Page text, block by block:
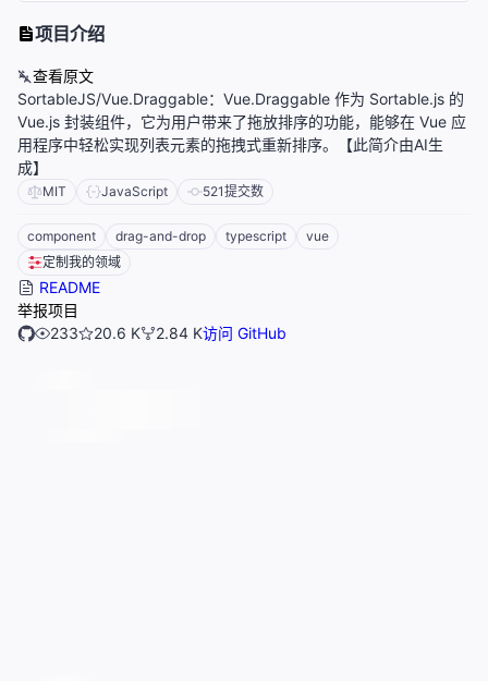
项目介绍
查看原文
SortableJS/Vue.Draggable：Vue.Draggable 作为 Sortable.js 的
Vue.js 封装组件，它为用户带来了拖放排序的功能，能够在 Vue 应
用程序中轻松实现列表元素的拖拽式重新排序。【此简介由AI生
成】
MIT JavaScript 521提交数
component drag-and-drop typescript
vue
定制我的领域
README
举报项目
233
20.6 K 2.84 K访问 GitHub